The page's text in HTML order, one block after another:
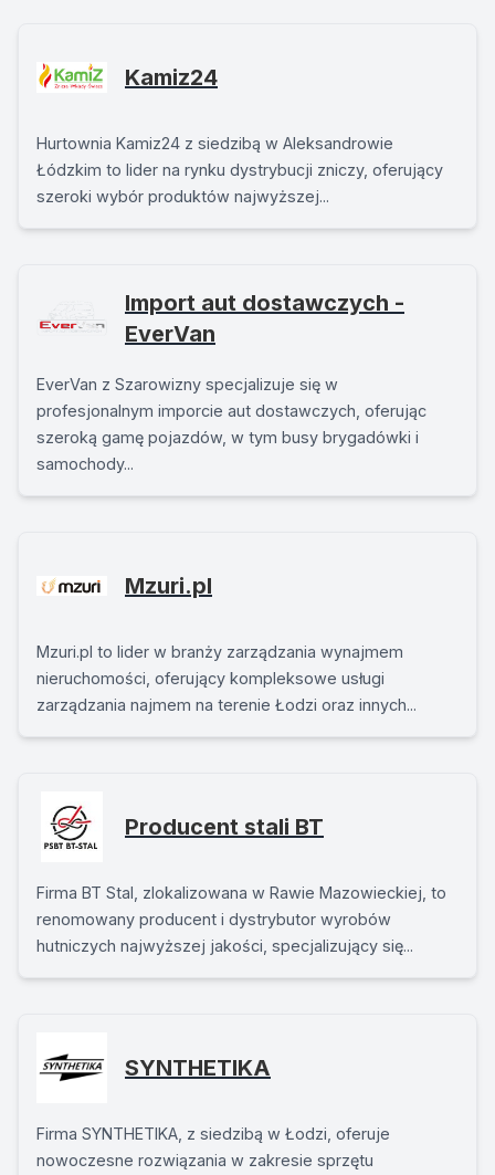
Kamiz24
Hurtownia Kamiz24 z siedzibą w Aleksandrowie
Łódzkim to lider na rynku dystrybucji zniczy, oferujący
szeroki wybór produktów najwyższej...
Import aut dostawczych -
EverVan
EverVan z Szarowizny specjalizuje się w
profesjonalnym imporcie aut dostawczych, oferując
szeroką gamę pojazdów, w tym busy brygadówki i
samochody...
Mzuri.pl
Mzuri.pl to lider w branży zarządzania wynajmem
nieruchomości, oferujący kompleksowe usługi
zarządzania najmem na terenie Łodzi oraz innych...
Producent stali BT
Firma BT Stal, zlokalizowana w Rawie Mazowieckiej, to
renomowany producent i dystrybutor wyrobów
hutniczych najwyższej jakości, specjalizujący się...
SYNTHETIKA
Firma SYNTHETIKA, z siedzibą w Łodzi, oferuje
nowoczesne rozwiązania w zakresie sprzętu